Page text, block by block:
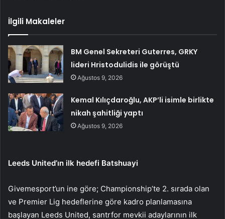
İlgili Makaleler
BM Genel Sekreteri Guterres, GRKY
lideri Hristodulidis ile görüştü
Ağustos 9, 2026
Kemal Kılıçdaroğlu, AKP’li isimle birlikte
nikah şahitliği yaptı
Ağustos 9, 2026
Leeds United’ın ilk hedefi Batshuayi
Givemesport’un ine göre; Championship’te 2. sırada olan
ve Premier Lig hedeflerine göre kadro planlamasına
başlayan Leeds United, santrfor mevkii adaylarının ilk